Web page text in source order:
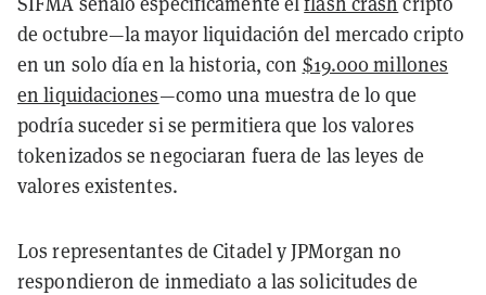
de octubre—la mayor liquidación del mercado cripto
en un solo día en la historia, con $19.000 millones
en liquidaciones—como una muestra de lo que
podría suceder si se permitiera que los valores
tokenizados se negociaran fuera de las leyes de
valores existentes.
Los representantes de Citadel y JPMorgan no
respondieron de inmediato a las solicitudes de